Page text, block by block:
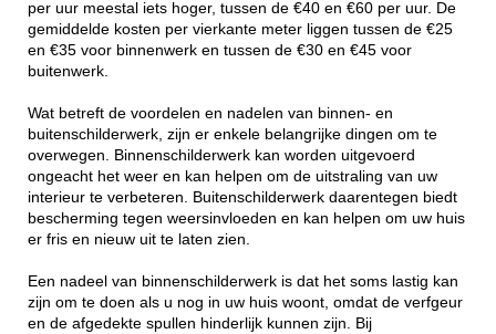
per uur meestal iets hoger, tussen de €40 en €60 per uur. De
gemiddelde kosten per vierkante meter liggen tussen de €25
en €35 voor binnenwerk en tussen de €30 en €45 voor
buitenwerk.
Wat betreft de voordelen en nadelen van binnen- en
buitenschilderwerk, zijn er enkele belangrijke dingen om te
overwegen. Binnenschilderwerk kan worden uitgevoerd
ongeacht het weer en kan helpen om de uitstraling van uw
interieur te verbeteren. Buitenschilderwerk daarentegen biedt
bescherming tegen weersinvloeden en kan helpen om uw huis
er fris en nieuw uit te laten zien.
Een nadeel van binnenschilderwerk is dat het soms lastig kan
zijn om te doen als u nog in uw huis woont, omdat de verfgeur
en de afgedekte spullen hinderlijk kunnen zijn. Bij